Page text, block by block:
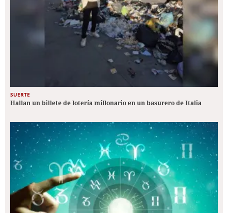
SUERTE
Hallan un billete de lotería millonario en un basurero de Italia